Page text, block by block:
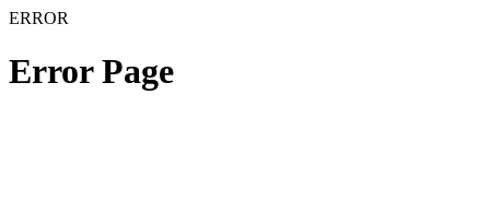
ERROR
Error Page